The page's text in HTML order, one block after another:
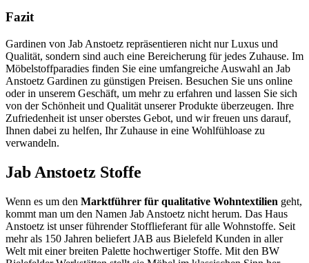
Fazit
Gardinen von Jab Anstoetz repräsentieren nicht nur Luxus und
Qualität, sondern sind auch eine Bereicherung für jedes Zuhause. Im
Möbelstoffparadies finden Sie eine umfangreiche Auswahl an Jab
Anstoetz Gardinen zu günstigen Preisen. Besuchen Sie uns online
oder in unserem Geschäft, um mehr zu erfahren und lassen Sie sich
von der Schönheit und Qualität unserer Produkte überzeugen. Ihre
Zufriedenheit ist unser oberstes Gebot, und wir freuen uns darauf,
Ihnen dabei zu helfen, Ihr Zuhause in eine Wohlfühloase zu
verwandeln.
Jab Anstoetz Stoffe
Wenn es um den Marktführer für qualitative Wohntextilien geht,
kommt man um den Namen Jab Anstoetz nicht herum. Das Haus
Anstoetz ist unser führender Stofflieferant für alle Wohnstoffe. Seit
mehr als 150 Jahren beliefert JAB aus Bielefeld Kunden in aller
Welt mit einer breiten Palette hochwertiger Stoffe. Mit den BW